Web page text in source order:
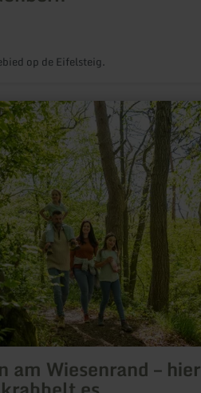
op de Eifelsteig.
am Wiesenrand – hier